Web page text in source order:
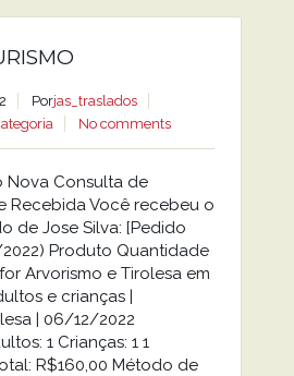
Porjas_traslados
No comments
Nova Consulta de
Recebida Você recebeu o
de Jose Silva: [Pedido
Produto Quantidade
Arvorismo e Tirolesa em
e crianças |
| 06/12/2022
1 Crianças: 1 1
R$160,00 Método de